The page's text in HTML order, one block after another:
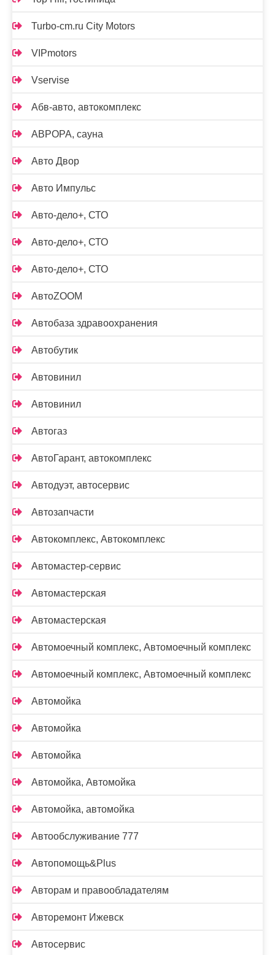
Turbo-cm.ru City Motors
VIPmotors
Vservise
Абв-авто, автокомплекс
АВРОРА, сауна
Авто Двор
Авто Импульс
Авто-дело+, СТО
Авто-дело+, СТО
Авто-дело+, СТО
АвтоZOOM
Автобаза здравоохранения
Автобутик
Автовинил
Автовинил
Автогаз
АвтоГарант, автокомплекс
Автодуэт, автосервис
Автозапчасти
Автокомплекс, Автокомплекс
Автомастер-сервис
Автомастерская
Автомастерская
Автомоечный комплекс, Автомоечный комплекс
Автомоечный комплекс, Автомоечный комплекс
Автомойка
Автомойка
Автомойка
Автомойка, Автомойка
Автомойка, автомойка
Автообслуживание 777
Автопомощь&Plus
Авторам и правообладателям
Авторемонт Ижевск
Автосервис